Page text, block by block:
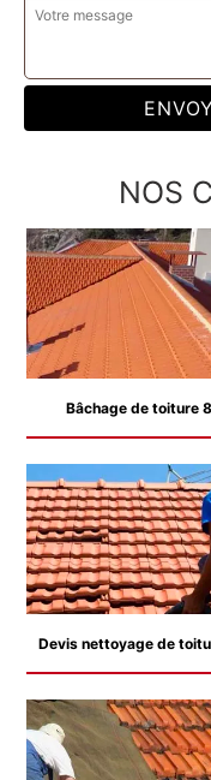
NOS
Bâchage de toiture
Devis nettoyage de